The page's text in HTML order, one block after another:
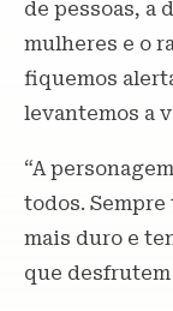
de pessoas, a
mulheres e o
fiquemos
levantemos a
“A
todos.
mais duro e
que desfrutem